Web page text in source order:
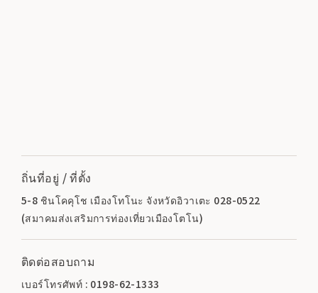
ถิ่นที่อยู่ / ที่ตั้ง
5-8 ชินโคคุโช เมืองโทโนะ จังหวัดอิวาเตะ 028-0522
(สมาคมส่งเสริมการท่องเที่ยวเมืองโตโน)
ติดต่อสอบถาม
เบอร์โทรศัพท์ : 0198-62-1333